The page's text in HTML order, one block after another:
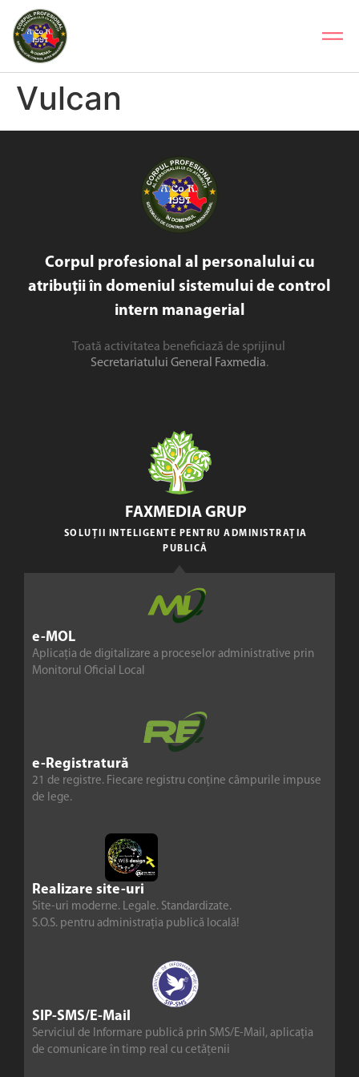
Vulcan
Corpul profesional al personalului cu
atribuții în domeniul sistemului de control
intern managerial
Toată activitatea beneficiază de sprijinul
Secretariatului General Faxmedia.
e-MOL
Aplicația de digitalizare a proceselor administrative prin
Monitorul Oficial Local
e-Registratură
21 de registre. Fiecare registru conține câmpurile impuse
de lege.
Realizare site-uri
Site-uri moderne. Legale. Standardizate.
S.O.S. pentru administrația publică locală!
SIP-SMS/E-Mail
Serviciul de Informare publică prin SMS/E-Mail, aplicația
de comunicare în timp real cu cetățenii
FAXMEDIA GRUP
SOLUȚII INTELIGENTE PENTRU ADMINISTRAȚIA
PUBLICĂ